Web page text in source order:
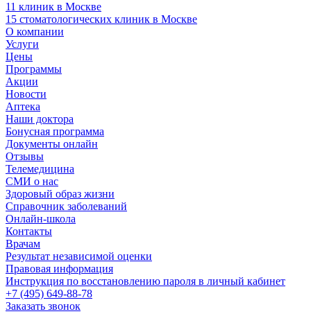
11 клиник в Москве
15 стоматологических клиник в Москве
О компании
Услуги
Цены
Программы
Акции
Новости
Аптека
Наши доктора
Бонусная программа
Документы онлайн
Отзывы
Телемедицина
СМИ о нас
Здоровый образ жизни
Справочник заболеваний
Онлайн-школа
Контакты
Врачам
Результат независимой оценки
Правовая информация
Инструкция по восстановлению пароля в личный кабинет
+7 (495) 649-88-78
Заказать звонок